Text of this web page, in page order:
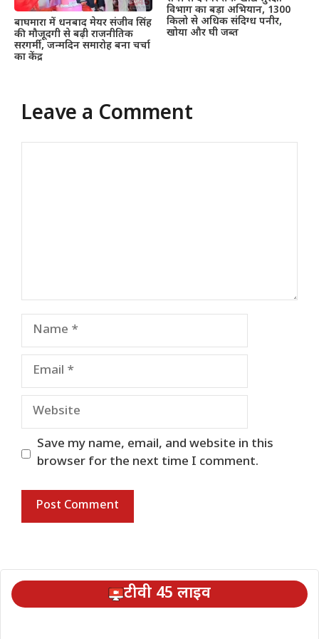
बाघमारा में धनबाद मेयर संजीव सिंह
की मौजूदगी से बढ़ी राजनीतिक
सरगर्मी, जन्मदिन समारोह बना चर्चा
का केंद्र
विभाग का बड़ा अभियान, 1300
किलो से अधिक संदिग्ध पनीर,
खोया और घी जब्त
Leave a Comment
Name
Email
Website
Save my name, email, and website in this
browser for the next time I comment.
टीवी 45 लाइव